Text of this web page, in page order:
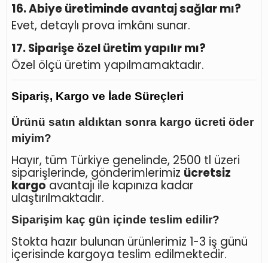
16. Abiye üretiminde avantaj sağlar mı?
Evet, detaylı prova imkânı sunar.
17. Siparişe özel üretim yapılır mı?
Özel ölçü üretim yapılmamaktadır.
Sipariş, Kargo ve İade Süreçleri
Ürünü satın aldıktan sonra kargo ücreti öder
miyim?
Hayır, tüm Türkiye genelinde, 2500 tl üzeri
siparişlerinde, gönderimlerimiz ücretsiz
kargo avantajı ile kapınıza kadar
ulaştırılmaktadır.
Siparişim kaç gün içinde teslim edilir?
Stokta hazır bulunan ürünlerimiz 1-3 iş günü
içerisinde kargoya teslim edilmektedir.